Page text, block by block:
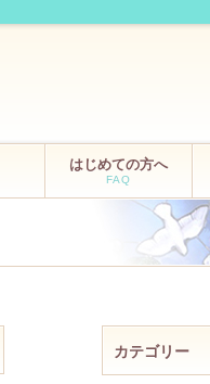
はじめての方へ
FAQ
カテゴリー